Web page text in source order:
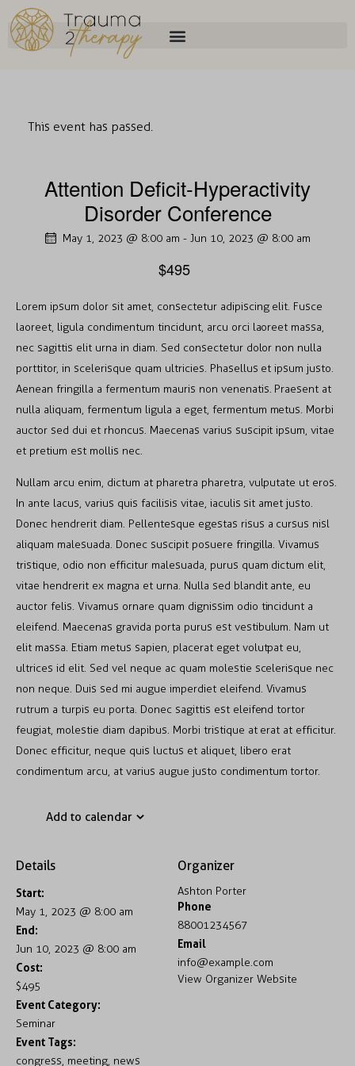
This event has passed.
Attention Deficit-Hyperactivity
Disorder Conference
May 1, 2023 @ 8:00 am - Jun 10, 2023 @ 8:00 am
$495
Lorem ipsum dolor sit amet, consectetur adipiscing elit. Fusce
laoreet, ligula condimentum tincidunt, arcu orci laoreet massa,
nec sagittis elit urna in diam. Sed consectetur dolor non nulla
porttitor, in scelerisque quam ultricies. Phasellus et ipsum justo.
Aenean fringilla a fermentum mauris non venenatis. Praesent at
nulla aliquam, fermentum ligula a eget, fermentum metus. Morbi
auctor sed dui et rhoncus. Maecenas varius suscipit ipsum, vitae
et pretium est mollis nec.
Nullam arcu enim, dictum at pharetra pharetra, vulputate ut eros.
In ante lacus, varius quis facilisis vitae, iaculis sit amet justo.
Donec hendrerit diam. Pellentesque egestas risus a cursus nisl
aliquam malesuada. Donec suscipit posuere fringilla. Vivamus
tristique, odio non efficitur malesuada, purus quam dictum elit,
vitae hendrerit ex magna et urna. Nulla sed blandit ante, eu
auctor felis. Vivamus ornare quam dignissim odio tincidunt a
eleifend. Maecenas gravida porta purus est vestibulum. Nam ut
elit massa. Etiam metus sapien, placerat eget volutpat eu,
ultrices id elit. Sed vel neque ac quam molestie scelerisque nec
non neque. Duis sed mi augue imperdiet eleifend. Vivamus
rutrum a turpis eu porta. Donec sagittis est eleifend tortor
feugiat, molestie diam dapibus. Morbi tristique at erat at efficitur.
Donec efficitur, neque quis luctus et aliquet, libero erat
condimentum arcu, at varius augue justo condimentum tortor.
Add to calendar
Details
Start:
May 1, 2023 @ 8:00 am
End:
Jun 10, 2023 @ 8:00 am
Cost:
$495
Event Category:
Seminar
Event Tags:
congress, meeting, news
Organizer
Ashton Porter
Phone
88001234567
Email
info@example.com
View Organizer Website